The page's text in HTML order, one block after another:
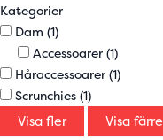
Kategorier
Dam (1)
Accessoarer (1)
Håraccessoarer (1)
Scrunchies (1)
Visa fler Visa färre